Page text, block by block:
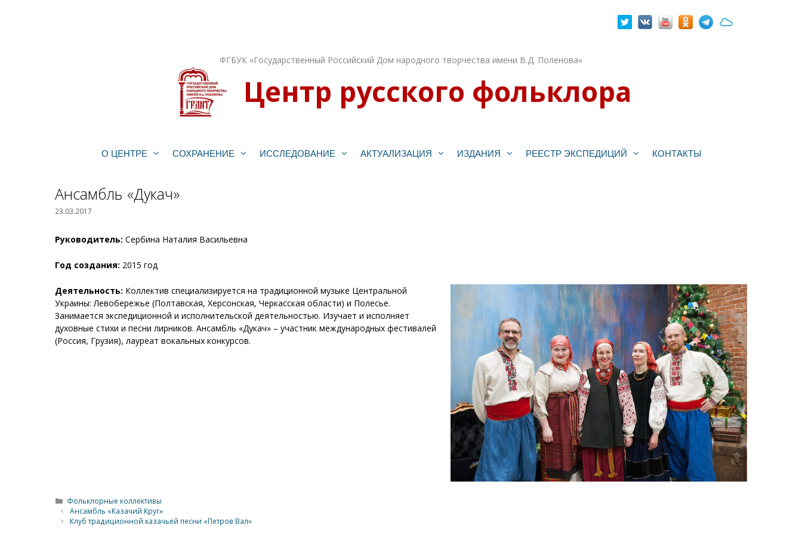
ФГБУК «Государственный Российский Дом народного творчества имени В.Д. Поленова»
Центр русского фольклора
О ЦЕНТРЕ СОХРАНЕНИЕ ИССЛЕДОВАНИЕ АКТУАЛИЗАЦИЯ ИЗДАНИЯ РЕЕСТР ЭКСПЕДИЦИЙ КОНТАКТЫ
Ансамбль «Дукач»
23.03.2017
Руководитель: Сербина Наталия Васильевна
Год создания: 2015 год
Деятельность: Коллектив специализируется на традиционной музыке Центральной
Украины: Левобережье (Полтавская, Херсонская, Черкасская области) и Полесье.
Занимается экспедиционной и исполнительской деятельностью. Изучает и исполняет
духовные стихи и песни лирников. Ансамбль «Дукач» – участник международных фестивалей
(Россия, Грузия), лауреат вокальных конкурсов.
Рубрики
Фольклорные коллективы
Ансамбль «Казачий Круг»
Клуб традиционной казачьей песни «Петров Вал»